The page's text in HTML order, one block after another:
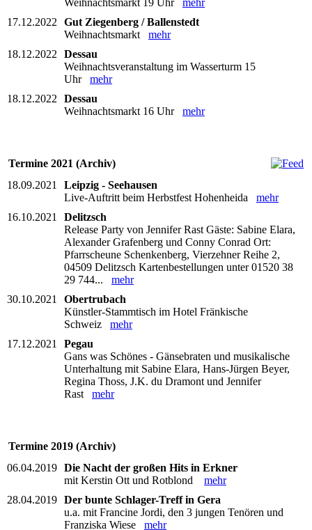
Weihnachtsmarkt 19 Uhr mehr
17.12.2022
Gut Ziegenberg / Ballenstedt
Weihnachtsmarkt mehr
18.12.2022
Dessau
Weihnachtsveranstaltung im Wasserturm 15
Uhr mehr
18.12.2022
Dessau
Weihnachtsmarkt 16 Uhr mehr
Termine 2021 (Archiv)
18.09.2021
Leipzig - Seehausen
Live-Auftritt beim Herbstfest Hohenheida mehr
16.10.2021
Delitzsch
Release Party von Jennifer Rast Gäste: Sabine Elara,
Alexander Grafenberg und Conny Conrad Ort:
Pfarrscheune Schenkenberg, Vierzehner Reihe 2,
04509 Delitzsch Kartenbestellungen unter 01520 38
29 744... mehr
30.10.2021
Obertrubach
Künstler-Stammtisch im Hotel Fränkische
Schweiz mehr
17.12.2021
Pegau
Gans was Schönes - Gänsebraten und musikalische
Unterhaltung mit Sabine Elara, Hans-Jürgen Beyer,
Regina Thoss, J.K. du Dramont und Jennifer
Rast mehr
Termine 2019 (Archiv)
06.04.2019 Die Nacht der großen Hits in Erkner
mit Kerstin Ott und Rotblond mehr
28.04.2019 Der bunte Schlager-Treff in Gera
u.a. mit Francine Jordi, den 3 jungen Tenören und
Franziska Wiese mehr